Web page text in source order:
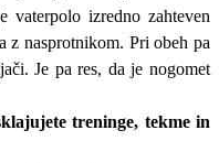
vaterpolo izredno zahteven
z nasprotnikom. Pri obeh pa
Je pa res, da je nogomet
treninge, tekme in